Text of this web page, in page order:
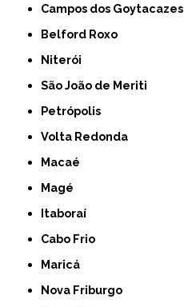
Campos dos Goytacazes
Belford Roxo
Niterói
São João de Meriti
Petrópolis
Volta Redonda
Macaé
Magé
Itaboraí
Cabo Frio
Maricá
Nova Friburgo